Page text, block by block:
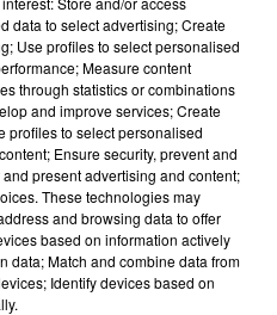
9h23
9h23
data to select advertising; Create
Use profiles to select personalised
Measure content
through statistics or combinations
and improve services; Create
profiles to select personalised
Ensure security, prevent and
present advertising and content;
These technologies may
and browsing data to offer
based on information actively
data; Match and combine data from
Identify devices based on